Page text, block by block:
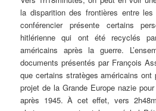
la disparition des frontières entre
conférencier présente certains
hitlérienne qui ont été recyclés
américains après la guerre.
documents présentés par François
que certains stratèges américains ont
projet de la Grande Europe nazie
après 1945. À cet effet, vers